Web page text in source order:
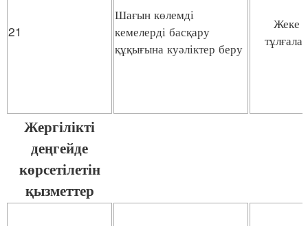
21
Шағын көлемді
кемелерді басқару
құқығына куәліктер беру
Жеке
тұлғалар
Жергілікті
деңгейде
көрсетілетін
қызметтер